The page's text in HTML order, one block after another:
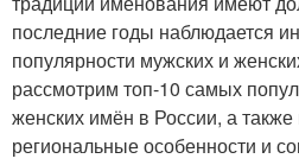
последние годы наблюдается
популярности мужских и
рассмотрим топ-10 самых
женских имён в России, а
региональные особенности и